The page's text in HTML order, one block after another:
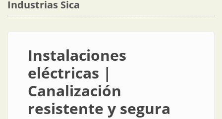
Industrias Sica
Instalaciones
eléctricas |
Canalización
resistente y segura